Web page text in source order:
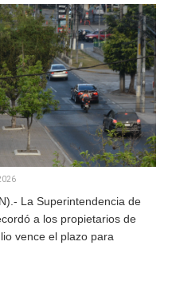
La Superintendencia de
a los propietarios de
vence el plazo para